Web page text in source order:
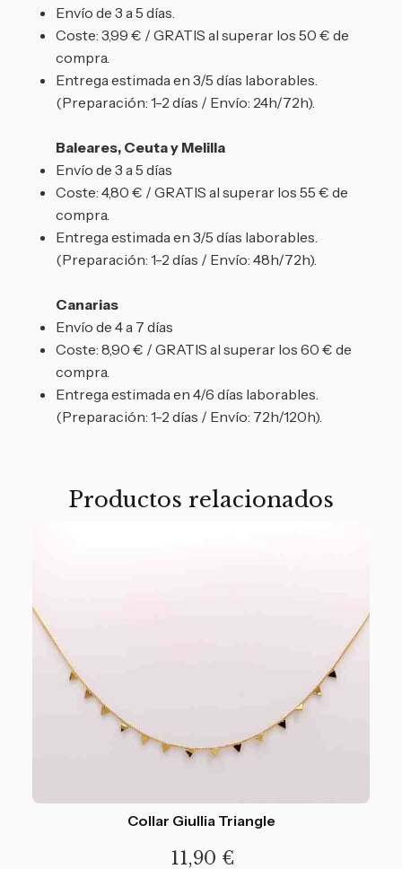
Envío de 3 a 5 días.
Coste: 3,99 € / GRATIS al superar los 50 € de
compra.
Entrega estimada en 3/5 días laborables.
(Preparación: 1-2 días / Envío: 24h/72h).
Baleares, Ceuta y Melilla
Envío de 3 a 5 días
Coste: 4,80 € / GRATIS al superar los 55 € de
compra.
Entrega estimada en 3/5 días laborables.
(Preparación: 1-2 días / Envío: 48h/72h).
Canarias
Envío de 4 a 7 días
Coste: 8,90 € / GRATIS al superar los 60 € de
compra.
Entrega estimada en 4/6 días laborables.
(Preparación: 1-2 días / Envío: 72h/120h).
Productos relacionados
Collar Giullia Triangle
11,90 €